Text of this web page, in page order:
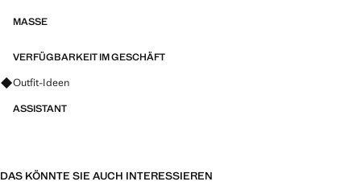
MASSE
VERFÜGBARKEIT IM GESCHÄFT
Fragen zu Looks, Kleidungsstücken und Trends
Outfit-Ideen
ASSISTANT
DAS KÖNNTE SIE AUCH INTERESSIEREN